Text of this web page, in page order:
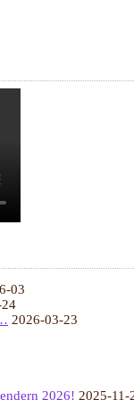
03
2026-03-23
2026! 2025-11-